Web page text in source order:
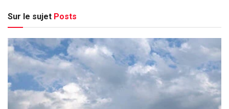
Sur le sujet Posts